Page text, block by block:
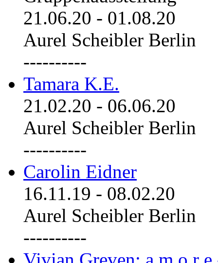
21.06.20 - 01.08.20
Aurel Scheibler Berlin
----------
Tamara K.E.
21.02.20 - 06.06.20
Aurel Scheibler Berlin
----------
Carolin Eidner
16.11.19 - 08.02.20
Aurel Scheibler Berlin
----------